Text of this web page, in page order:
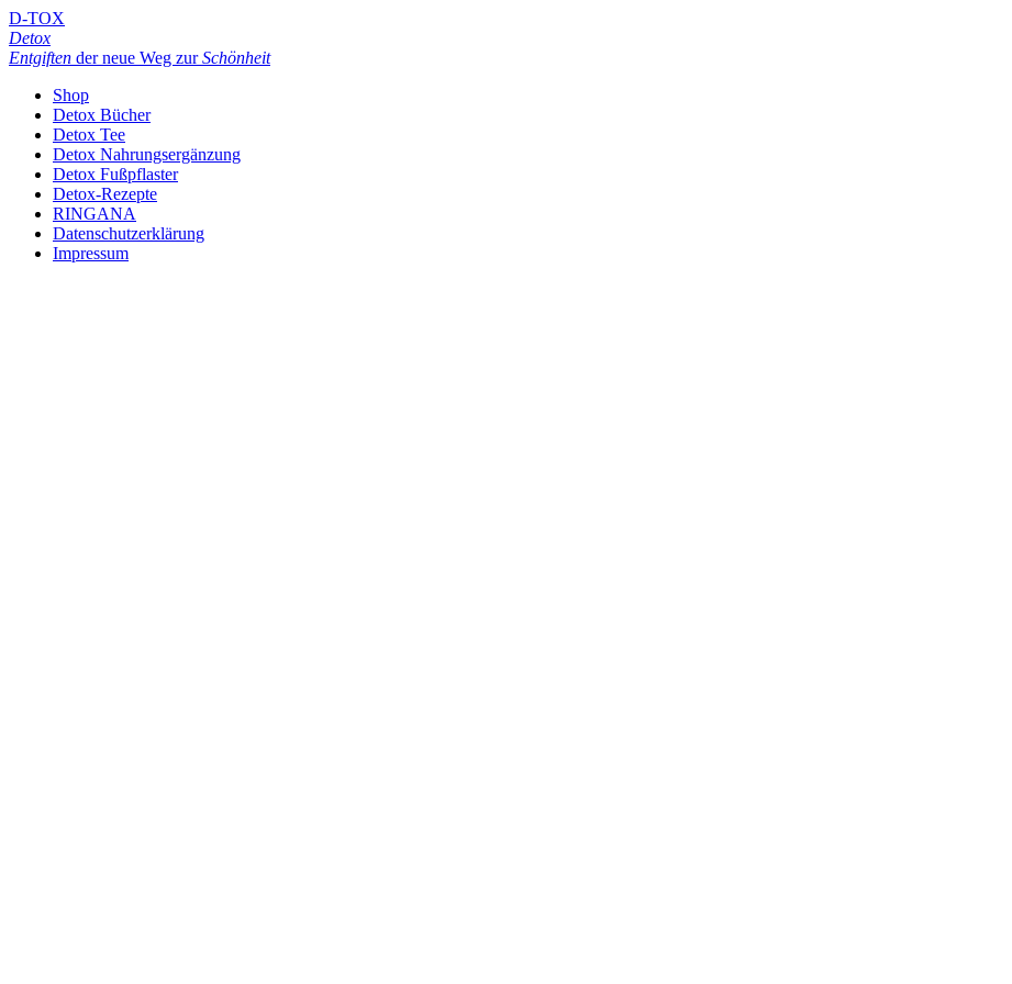
D-TOX
Detox
Entgiften der neue Weg zurSchönheit
Shop
Detox Bücher
Detox Tee
Detox Nahrungsergänzung
Detox Fußpflaster
Detox-Rezepte
RINGANA
Datenschutzerklärung
Impressum